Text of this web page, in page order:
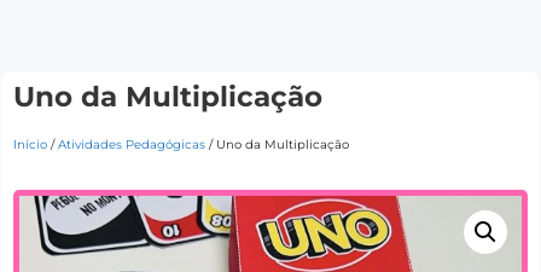
Uno da Multiplicação
Início /Atividades Pedagógicas / Uno da Multiplicação